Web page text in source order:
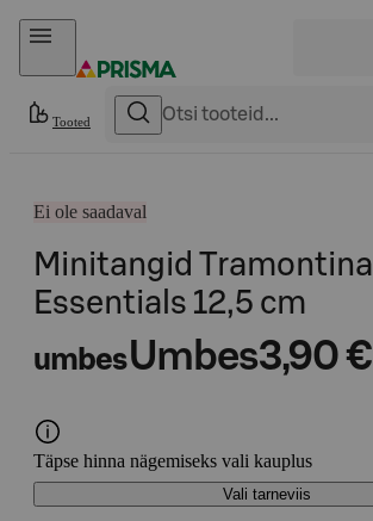
Otse sisu juurde
Tooted
Ei ole saadaval
Minitangid Tramontina
Essentials 12,5 cm
umbesUmbes3,90 €
Täpse hinna nägemiseks vali kauplus
Vali tarneviis